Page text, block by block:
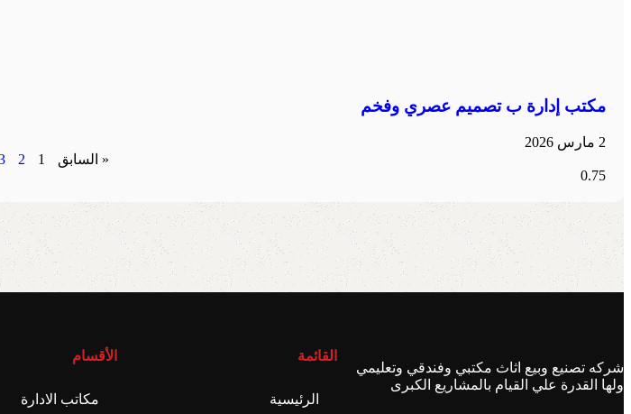
مكتب إدارة ب تصميم عصري وفخم
2 مارس 2026
« السابق
1
2
شركه تصنيع وبيع اثاث مكتبي وفندقي وتعليمي
ولها القدرة علي القيام بالمشاريع الكبرى
القائمة
الرئيسية
الأقسام
مكاتب الادارة